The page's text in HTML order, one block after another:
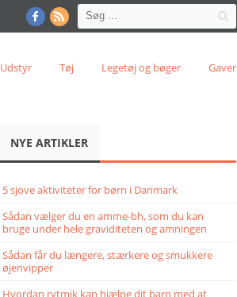
Udstyr Tøj Legetøj og bøger Gaver
NYE ARTIKLER
5 sjove aktiviteter for børn i Danmark
Sådan vælger du en amme-bh, som du kan
bruge under hele graviditeten og amningen
Sådan får du længere, stærkere og smukkere
øjenvipper
Hvordan rytmik kan hjælpe dit barn med at